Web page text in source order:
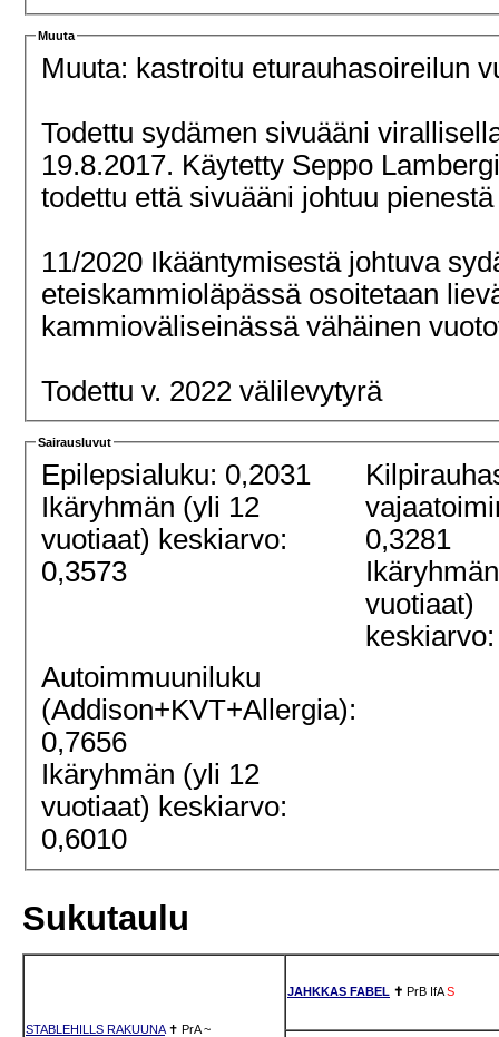
Muuta
Muuta: kastroitu eturauhasoireilun
Todettu sydämen sivuääni
19.8.2017. Käytetty Seppo
todettu että sivuääni johtuu
11/2020 Ikääntymisestä johtuva
eteiskammioläpässä osoitetaan
kammioväliseinässä vähäinen
Todettu v. 2022 välilevytyrä
Sairausluvut
Epilepsialuku: 0,2031
Ikäryhmän (yli 12
vuotiaat) keskiarvo:
0,3573
0,3281
vuotiaat)
Autoimmuuniluku
(Addison+KVT+Allergia):
0,7656
Ikäryhmän (yli 12
vuotiaat) keskiarvo:
0,6010
Sukutaulu
STABLEHILLS RAKUUNA✝ PrA ~
JAHKKAS FABEL ✝ PrB IfA S